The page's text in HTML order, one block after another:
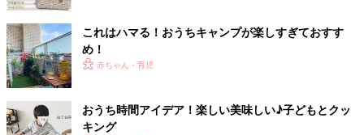
これはハマる！おうちキャンプが楽しすぎておすす
め！
赤ちゃん・育児
おうち時間アイデア！楽しい美味しい♪子どもとクッ
キング